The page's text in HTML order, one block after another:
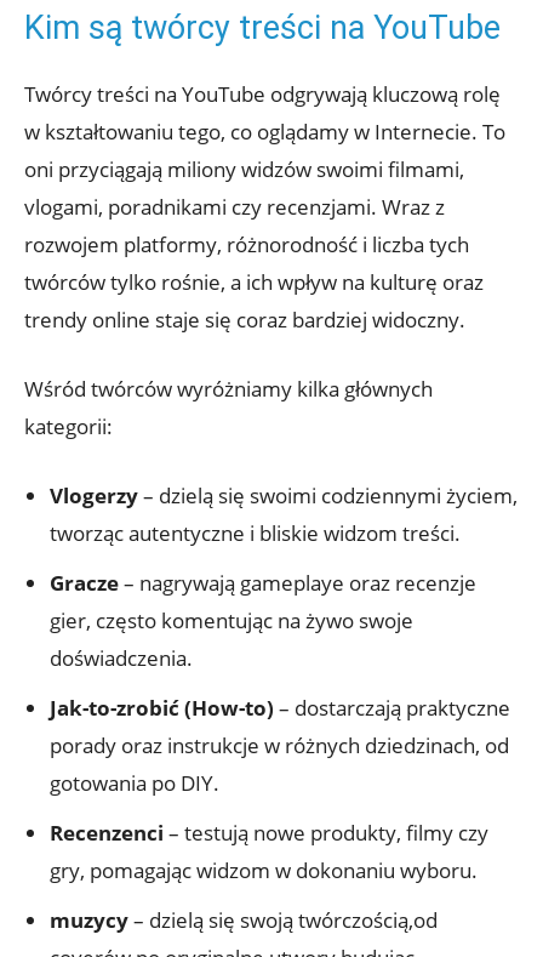
Kim są twórcy treści na YouTube
Twórcy treści na YouTube odgrywają kluczową rolę
w kształtowaniu tego, co oglądamy w Internecie. To
oni przyciągają miliony widzów swoimi filmami,
vlogami, poradnikami czy recenzjami. Wraz z
rozwojem platformy, różnorodność i liczba tych
twórców tylko rośnie, a ich wpływ na kulturę oraz
trendy online staje się coraz bardziej widoczny.
Wśród twórców wyróżniamy kilka głównych
kategorii:
Vlogerzy– dzielą się swoimi codziennymi życiem,
tworząc autentyczne i bliskie widzom treści.
Gracze– nagrywają gameplaye oraz recenzje
gier, często komentując na żywo swoje
doświadczenia.
Jak-to-zrobić (How-to) – dostarczają praktyczne
porady oraz instrukcje w różnych dziedzinach, od
gotowania po DIY.
Recenzenci – testują nowe produkty, filmy czy
gry, pomagając widzom w dokonaniu wyboru.
muzycy– dzielą się swoją twórczością,od